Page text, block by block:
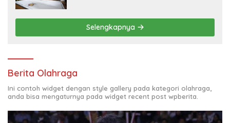
Selengkapnya
Berita Olahraga
Ini contoh widget dengan style gallery pada kategori olahraga,
anda bisa mengaturnya pada widget recent post wpberita.